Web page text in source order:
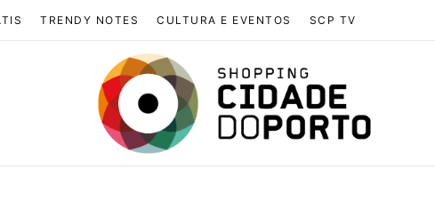
TRENDY NOTES CULTURA E EVENTOS SCP TV